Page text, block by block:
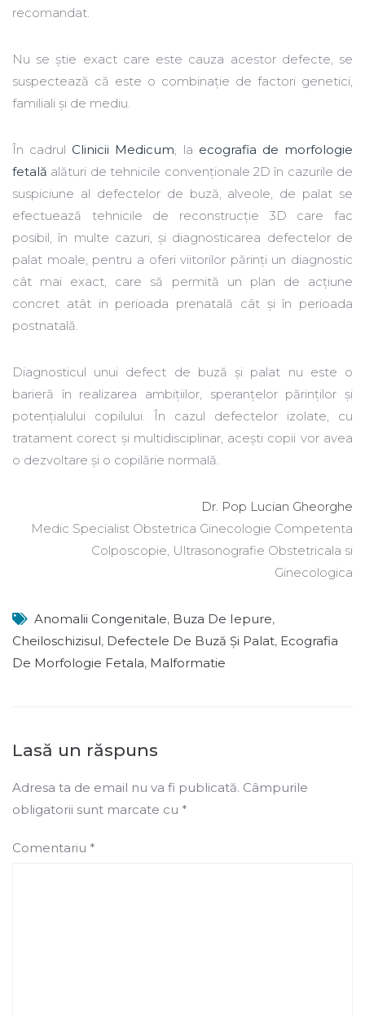
recomandat.
Nu se știe exact care este cauza acestor defecte, se
suspectează că este o combinație de factori genetici,
familiali și de mediu.
În cadrul Clinicii Medicum, la ecografia de morfologie
fetală alături de tehnicile convenționale 2D în cazurile de
suspiciune al defectelor de buză, alveole, de palat se
efectuează tehnicile de reconstrucție 3D care fac
posibil, în multe cazuri, și diagnosticarea defectelor de
palat moale, pentru a oferi viitorilor părinți un diagnostic
cât mai exact, care să permită un plan de acțiune
concret atât in perioada prenatală cât și în perioada
postnatală.
Diagnosticul unui defect de buză și palat nu este o
barieră în realizarea ambițiilor, speranțelor părinților și
potențialului copilului. În cazul defectelor izolate, cu
tratament corect și multidisciplinar, acești copii vor avea
o dezvoltare și o copilărie normală.
Dr. Pop Lucian Gheorghe
Medic Specialist Obstetrica Ginecologie Competenta
Colposcopie, Ultrasonografie Obstetricala si
Ginecologica
Anomalii Congenitale, Buza De Iepure,
Cheiloschizisul, Defectele De Buză Și Palat, Ecografia
De Morfologie Fetala, Malformatie
Lasă un răspuns
Adresa ta de email nu va fi publicată. Câmpurile
obligatorii sunt marcate cu *
Comentariu *